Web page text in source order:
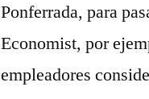
Ponferrada, para
Economist, por
empleadores